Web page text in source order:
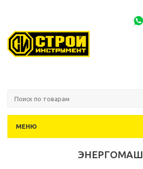
МЕНЮ
ЭНЕРГОМАШ